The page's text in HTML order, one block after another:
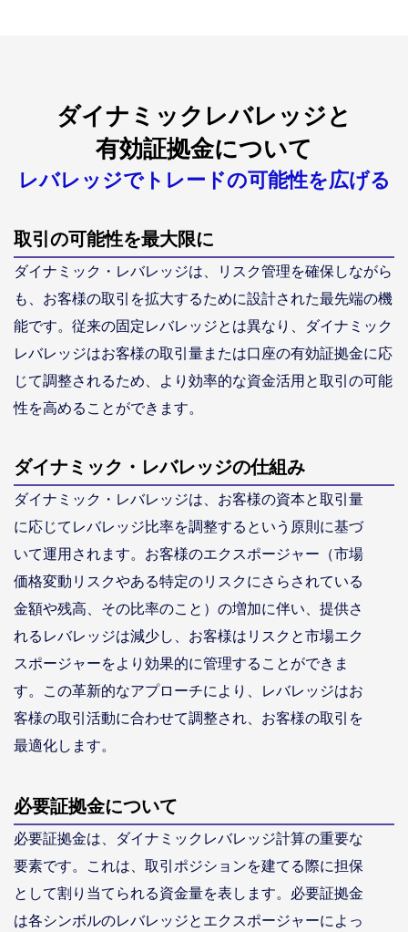
ダイナミックレバレッジと
有効証拠金について
レバレッジでトレードの可能性を広げる
取引の可能性を最大限に
ダイナミック・レバレッジは、リスク管理を確保しながら
も、お客様の取引を拡大するために設計された最先端の機
能です。従来の固定レバレッジとは異なり、ダイナミック
レバレッジはお客様の取引量または口座の有効証拠金に応
じて調整されるため、より効率的な資金活用と取引の可能
性を高めることができます。
ダイナミック・レバレッジの仕組み
ダイナミック・レバレッジは、お客様の資本と取引量
に応じてレバレッジ比率を調整するという原則に基づ
いて運用されます。お客様のエクスポージャー（市場
価格変動リスクやある特定のリスクにさらされている
金額や残高、その比率のこと）の増加に伴い、提供さ
れるレバレッジは減少し、お客様はリスクと市場エク
スポージャーをより効果的に管理することができま
す。この革新的なアプローチにより、レバレッジはお
客様の取引活動に合わせて調整され、お客様の取引を
最適化します。
必要証拠金について
必要証拠金は、ダイナミックレバレッジ計算の重要な
要素です。これは、取引ポジションを建てる際に担保
として割り当てられる資金量を表します。必要証拠金
は各シンボルのレバレッジとエクスポージャーによっ